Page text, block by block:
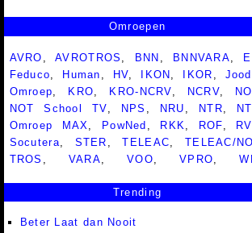
Omroepen
AVRO ,AVROTROS BNN BNNVARA
Feduco
Human HV IKON IKOR
Omroep
KRO KRO-NCRV NCRV
NOT School TV
NPS NRU NTR
Omroep MAX
PowNed RKK ROF
Socutera
STER ,TELEAC TELEAC/
TROS
VARA ,VOO ,VPRO ,
Trending
Beter Laat dan Nooit